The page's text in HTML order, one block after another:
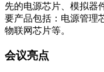
先的电源芯片、模拟器
要产品包括：电源管理
物联网芯片等。
会议亮点